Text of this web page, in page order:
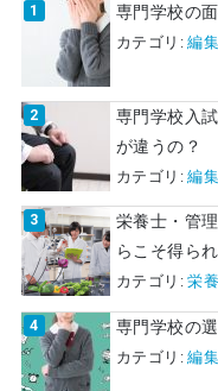
専門学校の
カテゴリ:編
専門学校入
が違うの？
カテゴリ:編
栄養士・管
らこそ得ら
カテゴリ:栄
専門学校の
カテゴリ:編